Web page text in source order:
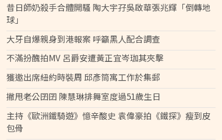
昔日師奶殺手合體開騷 陶大宇孖吳啟華張兆輝「倒轉地
球」
大牙自爆親身到港報案 呼籲黑人配合調查
不滿扮醜拍MV 呂爵安遭黃正宜岑珈其夾擊
獲邀出席紐約時裝周 邱彥筒寓工作於集郵
撇甩老公囝囝 陳慧琳排舞室度過51歲生日
主持《歐洲鐵騎遊》憶辛酸史 袁偉豪拍《鐵探》瘦到皮
包骨